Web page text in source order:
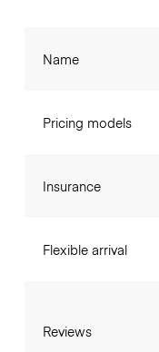
Name
Pricing models
Insurance
Flexible arrival
Reviews